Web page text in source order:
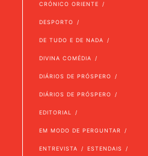
CRÓNICO ORIENTE
DESPORTO
DE TUDO E DE NADA
DIVINA COMÉDIA
DIÁRIOS DE PRÓSPERO
DIÁRIOS DE PRÓSPERO
EDITORIAL
EM MODO DE PERGUNTAR
ENTREVISTA ESTENDAIS